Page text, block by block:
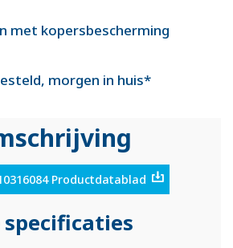
met kopersbescherming
morgen in huis*
Productdatablad
specificaties